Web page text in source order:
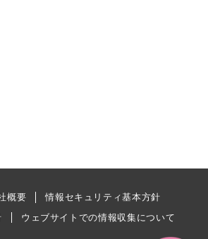
概要
情報セキュリティ基本方針
ウェブサイトでの情報収集について